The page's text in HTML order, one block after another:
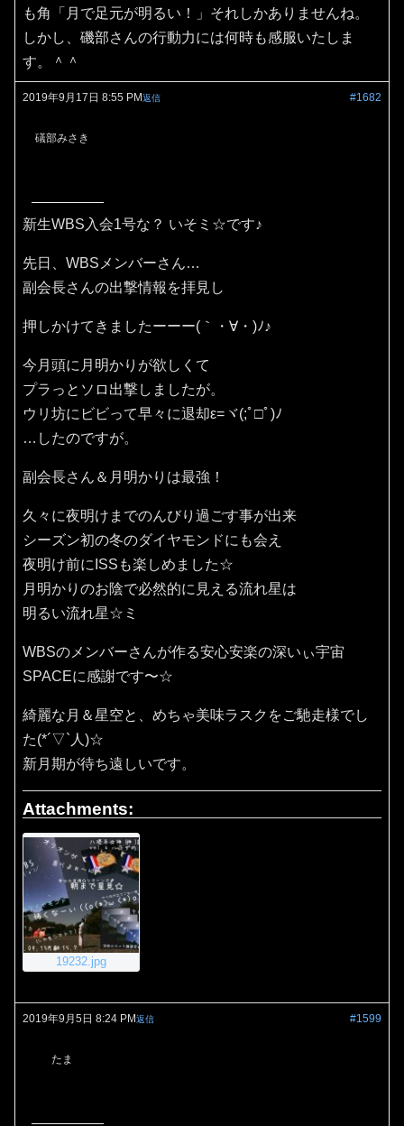
も角「月で足元が明るい！」それしかありませんね。
しかし、磯部さんの行動力には何時も感服いたしま
す。＾＾
2019年9月17日 8:55 PM #1682
返信
礒部みさき
新生WBS入会1号な？ いそミ☆です♪
先日、WBSメンバーさん…
副会長さんの出撃情報を拝見し
押しかけてきましたーーー(｀・∀・)ﾉ♪
今月頭に月明かりが欲しくて
プラっとソロ出撃しましたが。
ウリ坊にビビって早々に退却ε=ヾ(;ﾟ□ﾟ)ﾉ
…したのですが。
副会長さん＆月明かりは最強！
久々に夜明けまでのんびり過ごす事が出来
シーズン初の冬のダイヤモンドにも会え
夜明け前にISSも楽しめました☆
月明かりのお陰で必然的に見える流れ星は
明るい流れ星☆ミ
WBSのメンバーさんが作る安心安楽の深いぃ宇宙
SPACEに感謝です〜☆
綺麗な月＆星空と、めちゃ美味ラスクをご馳走様でし
た(*´▽`人)☆
新月期が待ち遠しいです。
Attachments:
19232.jpg
2019年9月5日 8:24 PM #1599
返信
たま